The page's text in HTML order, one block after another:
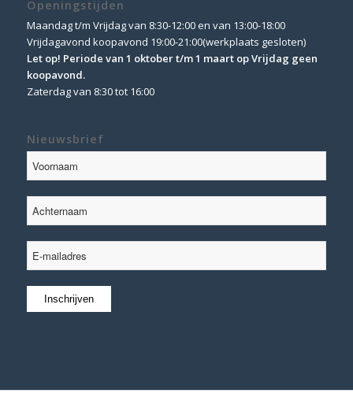
Openingstijden
Maandag t/m Vrijdag van 8:30-12:00 en van 13:00-18:00
Vrijdagavond koopavond 19:00-21:00(werkplaats gesloten)
Let op! Periode van 1 oktober t/m 1 maart op Vrijdag geen
koopavond.
Zaterdag van 8:30 tot 16:00
Nieuwsbrief